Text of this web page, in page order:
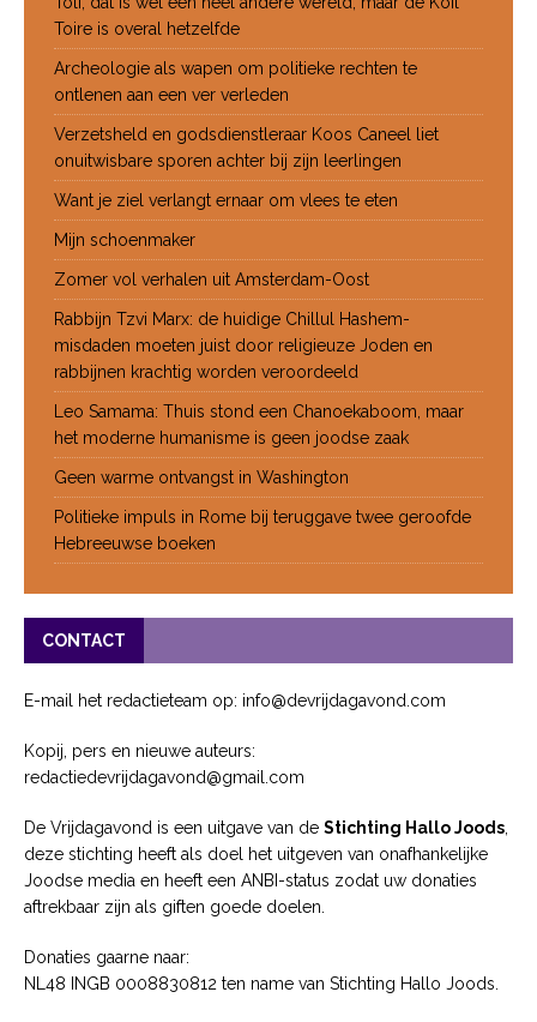
Toire is overal hetzelfde
Archeologie als wapen om politieke rechten te
ontlenen aan een ver verleden
Verzetsheld en godsdienstleraar Koos Caneel liet
onuitwisbare sporen achter bij zijn leerlingen
Want je ziel verlangt ernaar om vlees te eten
Mijn schoenmaker
Zomer vol verhalen uit Amsterdam-Oost
Rabbijn Tzvi Marx: de huidige Chillul Hashem-
misdaden moeten juist door religieuze Joden en
rabbijnen krachtig worden veroordeeld
Leo Samama: Thuis stond een Chanoekaboom, maar
het moderne humanisme is geen joodse zaak
Geen warme ontvangst in Washington
Politieke impuls in Rome bij teruggave twee geroofde
Hebreeuwse boeken
CONTACT
E-mail het redactieteam op: info@devrijdagavond.com
Kopij, pers en nieuwe auteurs:
redactiedevrijdagavond@gmail.com
De Vrijdagavond is een uitgave van de Stichting Hallo Joods
deze stichting heeft als doel het uitgeven van onafhankelijke
Joodse media en heeft een ANBI-status zodat uw donaties
aftrekbaar zijn als giften goede doelen.
Donaties gaarne naar:
NL48 INGB 0008830812 ten name van Stichting Hallo Joods.